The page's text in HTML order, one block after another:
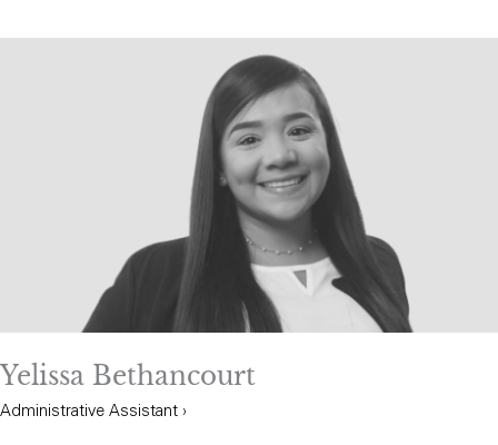
Yelissa Bethancourt
Administrative Assistant ›